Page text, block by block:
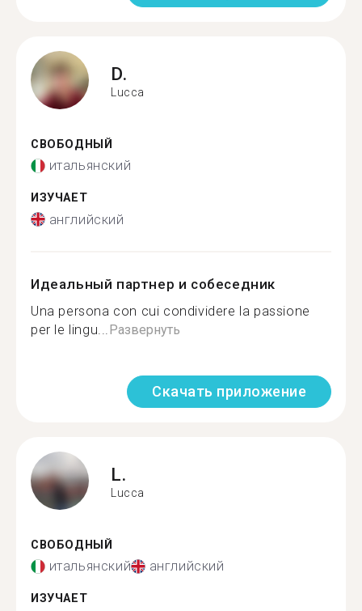
D.
Lucca
СВОБОДНЫЙ
итальянский
ИЗУЧАЕТ
английский
Идеальный партнер и собеседник
Una persona con cui condividere la passione
per le lingu... Развернуть
Скачать приложение
L.
Lucca
СВОБОДНЫЙ
итальянский английский
ИЗУЧАЕТ